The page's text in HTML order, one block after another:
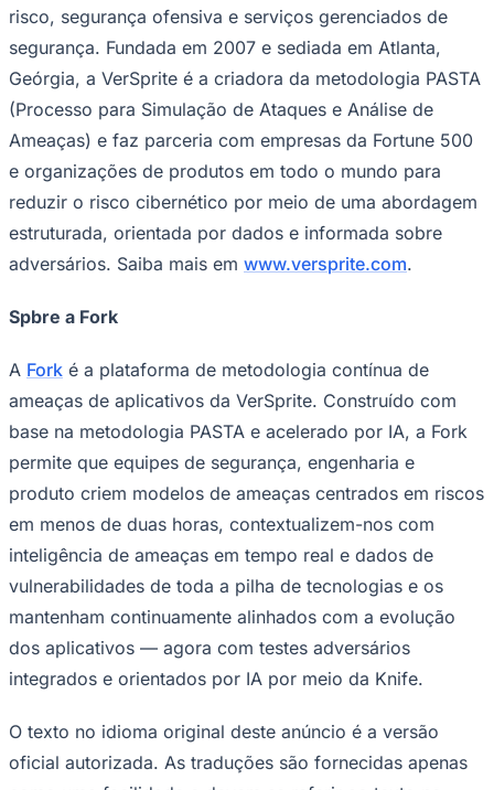
Botafogo
Grêmio
risco, segurança ofensiva e serviços gerenciados de
segurança. Fundada em 2007 e sediada em Atlanta,
Geórgia, a VerSprite é a criadora da metodologia PASTA
(Processo para Simulação de Ataques e Análise de
Ameaças) e faz parceria com empresas da Fortune 500
e organizações de produtos em todo o mundo para
reduzir o risco cibernético por meio de uma abordagem
estruturada, orientada por dados e informada sobre
adversários. Saiba mais em www.versprite.com.
Spbre a Fork
A Fork é a plataforma de metodologia contínua de
ameaças de aplicativos da VerSprite. Construído com
base na metodologia PASTA e acelerado por IA, a Fork
permite que equipes de segurança, engenharia e
produto criem modelos de ameaças centrados em riscos
em menos de duas horas, contextualizem-nos com
inteligência de ameaças em tempo real e dados de
vulnerabilidades de toda a pilha de tecnologias e os
mantenham continuamente alinhados com a evolução
dos aplicativos — agora com testes adversários
integrados e orientados por IA por meio da Knife.
O texto no idioma original deste anúncio é a versão
oficial autorizada. As traduções são fornecidas apenas